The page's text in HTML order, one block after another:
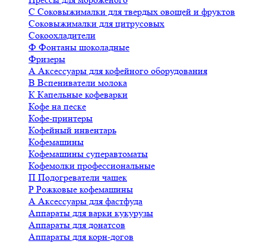
С Соковыжималки для твердых овощей и фруктов
Соковыжималки для цитрусовых
Сокоохладители
Ф Фонтаны шоколадные
Фризеры
А Аксессуары для кофейного оборудования
В Вспениватели молока
К Капельные кофеварки
Кофе на песке
Кофе-принтеры
Кофейный инвентарь
Кофемашины
Кофемашины суперавтоматы
Кофемолки профессиональные
П Подогреватели чашек
Р Рожковые кофемашины
А Аксессуары для фастфуда
Аппараты для варки кукурузы
Аппараты для донатсов
Аппараты для корн-догов